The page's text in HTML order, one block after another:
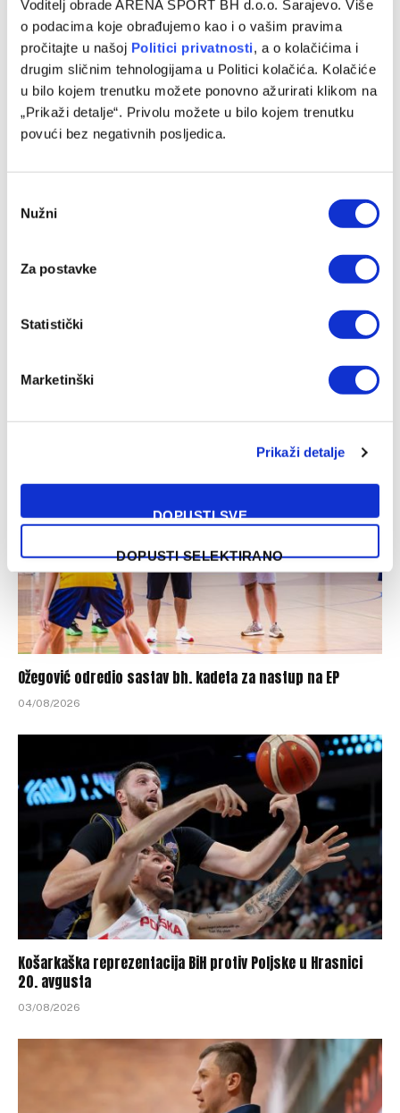
Voditelj obrade ARENA SPORT BH d.o.o. Sarajevo. Više
o podacima koje obrađujemo kao i o vašim pravima
pročitajte u našoj Politici privatnosti, a o kolačićima i
drugim sličnim tehnologijama u Politici kolačića. Kolačiće
u bilo kojem trenutku možete ponovno ažurirati klikom na
„Prikaži detalje“. Privolu možete u bilo kojem trenutku
povući bez negativnih posljedica.
Selection
Nužni
Za postavke
Statistički
Marketinški
Prikaži detalje
DOPUSTI SVE
DOPUSTI SELEKTIRANO
Chase Audige predstavljen u novom klubu
05/08/2026
Sloboda novo pojačanje pronašla u redovima Bosne
Ožegović odredio sastav bh. kadeta za nastup na EP
04/08/2026
Košarkaška reprezentacija BiH protiv Poljske u Hrasnici
20. avgusta
03/08/2026